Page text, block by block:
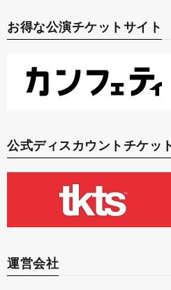
お得な公演チケットサイト
公式ディスカウントチケッ
運営会社